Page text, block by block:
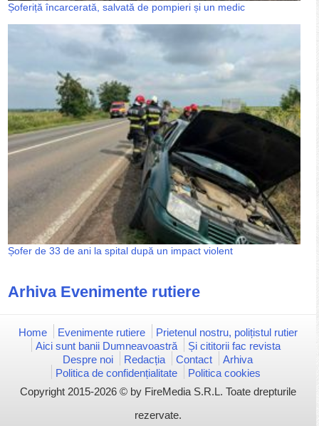
Șoferiță încarcerată, salvată de pompieri și un medic
Șofer de 33 de ani la spital după un impact violent
Arhiva Evenimente rutiere
Home Evenimente rutiere
Prietenul nostru, polițistul rutier
Aici sunt banii Dumneavoastră
Și cititorii fac revista
Despre noi
Redacția Contact
Arhiva
Politica de confidențialitate
Politica cookies
Copyright 2015-2026 © by FireMedia S.R.L. Toate drepturile
rezervate.